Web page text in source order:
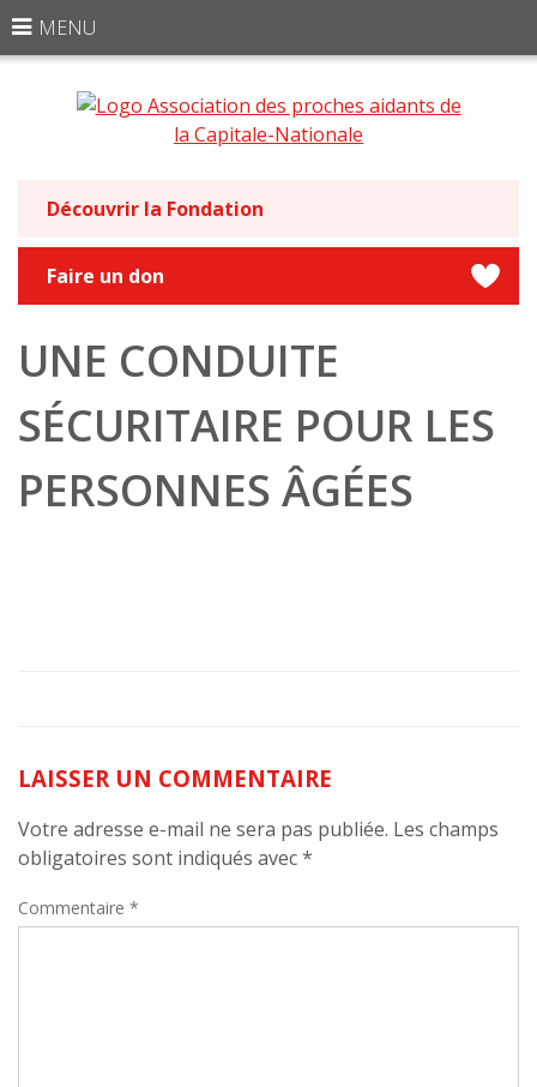
MENU
Découvrir la Fondation
Faire un don
UNE CONDUITE
SÉCURITAIRE POUR LES
PERSONNES ÂGÉES
LAISSER UN COMMENTAIRE
Votre adresse e-mail ne sera pas publiée. Les champs
obligatoires sont indiqués avec*
Commentaire *